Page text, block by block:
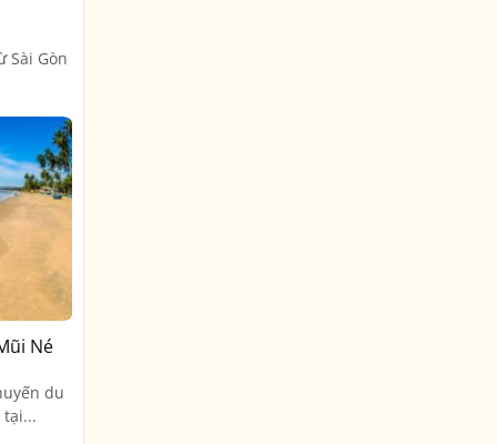
Sài Gòn
Né
du